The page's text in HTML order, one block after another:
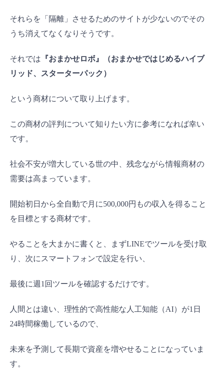
それらを「隔離」させるためのサイトが少ないのでその
うち消えてなくなりそうです。
それでは 『おまかせロボ』（おまかせではじめるハイブ
リッド、スターターパック）
という商材について取り上げます。
この商材の評判について知りたい方に参考になれば幸い
です。
社会不安が増大している世の中、残念ながら情報商材の
需要は高まっています。
開始初日から全自動で月に500,000円もの収入を得ること
を目標とする商材です。
やることを大まかに書くと、まずLINEでツールを受け取
り、次にスマートフォンで設定を行い、
最後に週1回ツールを確認するだけです。
人間とは違い、理性的で高性能な人工知能（AI）が1日
24時間稼働しているので、
未来を予測して長期で資産を増やせることになっていま
す。